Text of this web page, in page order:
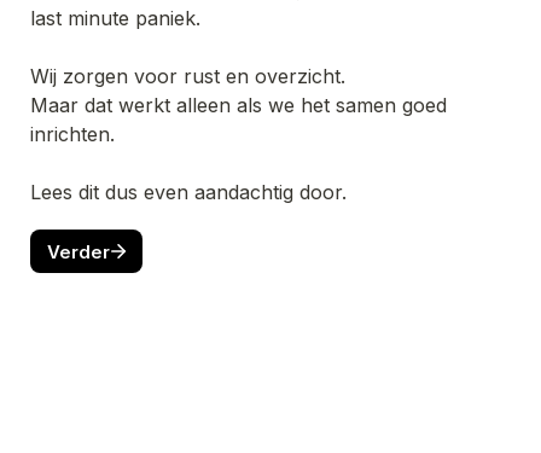
last minute paniek.
Wij zorgen voor rust en overzicht.
Maar dat werkt alleen als we het samen goed
inrichten.
Lees dit dus even aandachtig door.
Verder